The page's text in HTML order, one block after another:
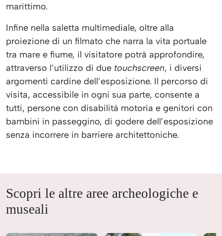
marittimo.
Infine nella saletta multimediale, oltre alla
proiezione di un filmato che narra la vita portuale
tra mare e fiume, il visitatore potrà approfondire,
attraverso l’utilizzo di due touchscreen, i diversi
argomenti cardine dell’esposizione. Il percorso di
visita, accessibile in ogni sua parte, consente a
tutti, persone con disabilità motoria e genitori con
bambini in passeggino, di godere dell’esposizione
senza incorrere in barriere architettoniche.
Scopri le altre aree archeologiche e
museali